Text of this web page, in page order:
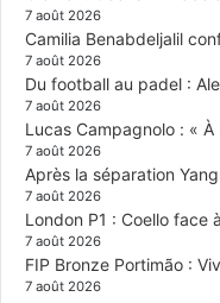
7 août 2026
Camilia Benabdeljalil
7 août 2026
Du football au padel :
7 août 2026
Lucas Campagnolo : «
7 août 2026
Après la séparation
7 août 2026
London P1 : Coello face
7 août 2026
FIP Bronze Portimão :
7 août 2026